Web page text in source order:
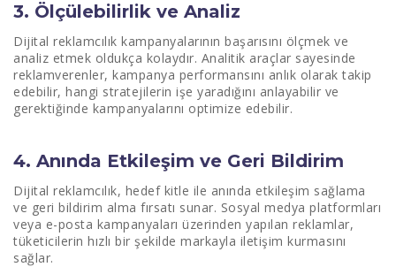
3. Ölçülebilirlik ve Analiz
Dijital reklamcılık kampanyalarının başarısını ölçmek ve
analiz etmek oldukça kolaydır. Analitik araçlar sayesinde
reklamverenler, kampanya performansını anlık olarak takip
edebilir, hangi stratejilerin işe yaradığını anlayabilir ve
gerektiğinde kampanyalarını optimize edebilir.
4. Anında Etkileşim ve Geri Bildirim
Dijital reklamcılık, hedef kitle ile anında etkileşim sağlama
ve geri bildirim alma fırsatı sunar. Sosyal medya platformları
veya e-posta kampanyaları üzerinden yapılan reklamlar,
tüketicilerin hızlı bir şekilde markayla iletişim kurmasını
sağlar.